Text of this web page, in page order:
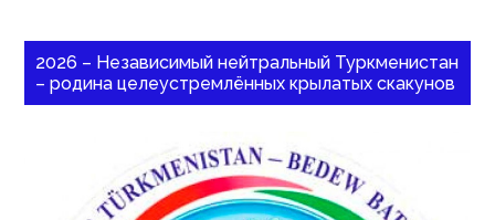
2026 – Независимый нейтральный Туркменистан
– родина целеустремлённых крылатых скакунов